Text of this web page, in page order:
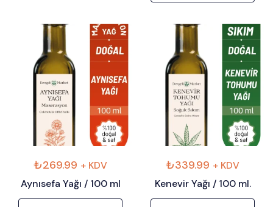
₺269.99 + KDV
Aynısefa Yağı / 100 ml
₺339.99 + KDV
Kenevir Yağı / 100 ml.